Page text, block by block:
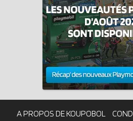
A PROPOS DE KOUPOBOL